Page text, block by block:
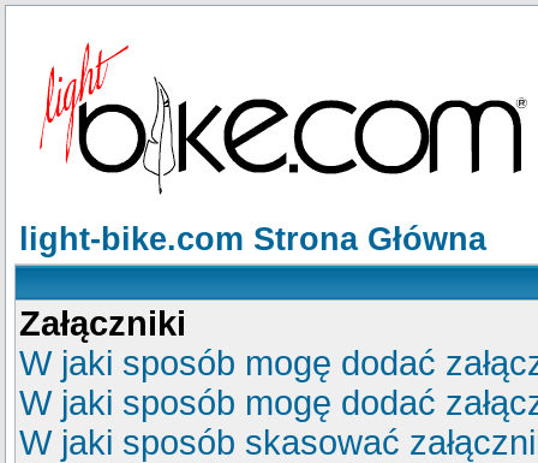
light-bike.com Strona Główna
Załączniki
W jaki sposób mogę dodać
W jaki sposób mogę dodać
W jaki sposób skasować